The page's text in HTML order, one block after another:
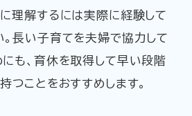
理解するには実際に経験して
長い子育てを夫婦で協力して
も、育休を取得して早い段階
つことをおすすめします。